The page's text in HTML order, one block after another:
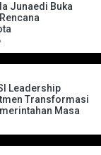
Junaedi Buka
Leadership
Transformasi
Masa